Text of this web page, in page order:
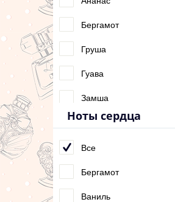
Бергамот
Груша
Гуава
Замша
Клубника
Личи
Лотос
Малина
Ноты сердца
Все
Бергамот
Ваниль